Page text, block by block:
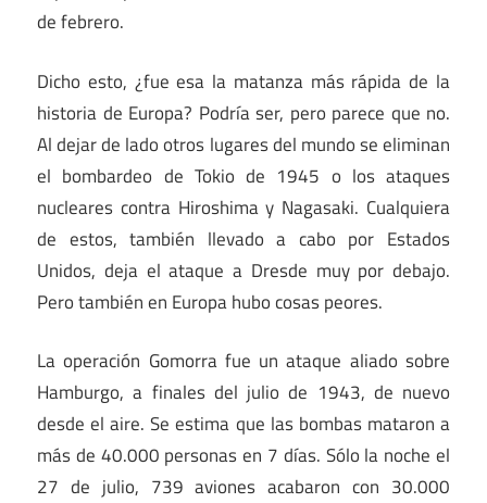
de febrero.
Dicho esto, ¿fue esa la matanza más rápida de la
historia de Europa? Podría ser, pero parece que no.
Al dejar de lado otros lugares del mundo se eliminan
el bombardeo de Tokio de 1945 o los ataques
nucleares contra Hiroshima y Nagasaki. Cualquiera
de estos, también llevado a cabo por Estados
Unidos, deja el ataque a Dresde muy por debajo.
Pero también en Europa hubo cosas peores.
La operación Gomorra fue un ataque aliado sobre
Hamburgo, a finales del julio de 1943, de nuevo
desde el aire. Se estima que las bombas mataron a
más de 40.000 personas en 7 días. Sólo la noche el
27 de julio, 739 aviones acabaron con 30.000